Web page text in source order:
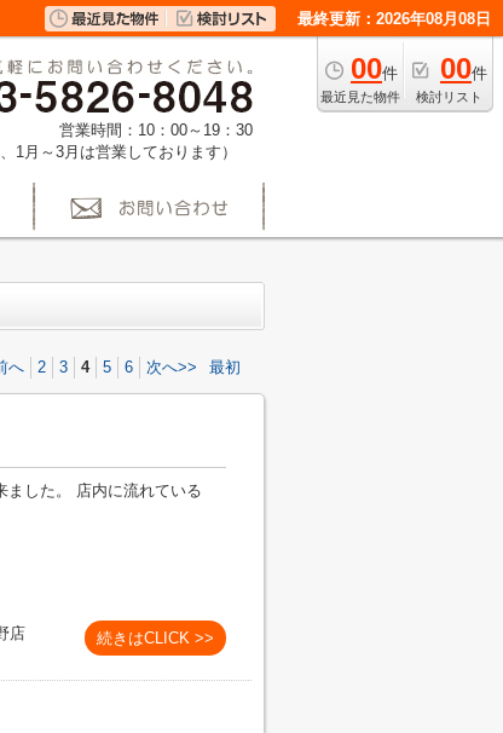
最終更新：2026年08月08日
00件
最近見た物件
00件
検討リスト
営業時間：10：00～19：30
1月～3月は営業しております）
へ 2 3 4 5 6 次へ>> 最初
ました。 店内に流れている
店
続きはCLICK >>